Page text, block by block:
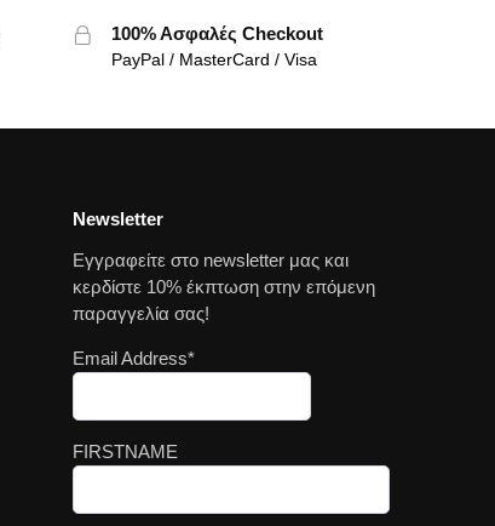
100% Ασφαλές Checkout
PayPal / MasterCard / Visa
Newsletter
Εγγραφείτε στο newsletter μας και
κερδίστε 10% έκπτωση στην επόμενη
παραγγελία σας!
Email Address*
FIRSTNAME